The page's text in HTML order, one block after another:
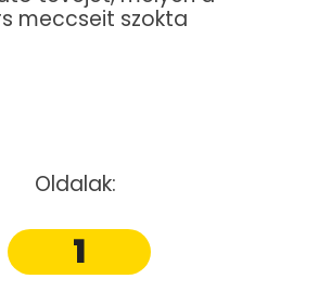
meccseit szokta
Oldalak:
1